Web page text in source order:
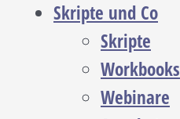
Skripte und Co
Skripte
Workbooks
Webinare